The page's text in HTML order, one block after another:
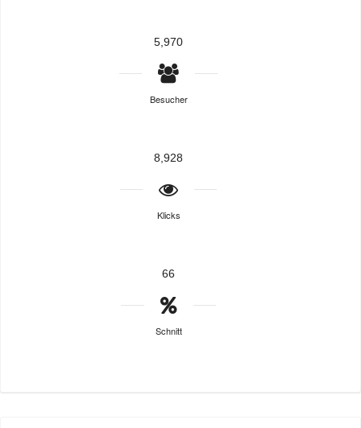
5,970
Besucher
8,928
Klicks
66
Schnitt